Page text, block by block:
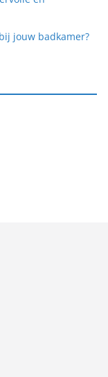
jouw badkamer?